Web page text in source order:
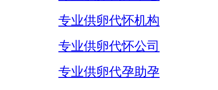
专业供卵代怀机构
专业供卵代怀公司
专业供卵代孕助孕